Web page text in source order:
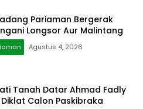
Pariaman Bergerak
Longsor Aur Malintang
Agustus 4, 2026
Tanah Datar Ahmad Fadly
Calon Paskibraka